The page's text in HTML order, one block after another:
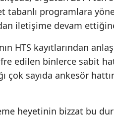
tabanlı programlara
iletişime devam
HTS kayıtlarından
edilen binlerce sabit
çok sayıda ankesör
heyetinin bizzat bu